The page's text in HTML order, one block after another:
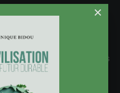
étendre la cuture des algues,
connaissances
mal connus. Sur 12 000
font l’objet de
48 millions de km² utilisables
l’université de Santa
utilisés. Plus de
×